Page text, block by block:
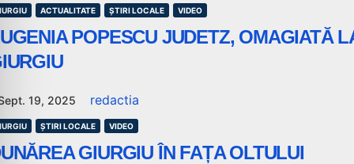
ACTUALITATE ȘTIRI LOCALE VIDEO
POPESCU JUDETZ, OMAGIATĂ
19, 2025 redactia
ȘTIRI LOCALE VIDEO
GIURGIU ÎN FAȚA OLTULUI